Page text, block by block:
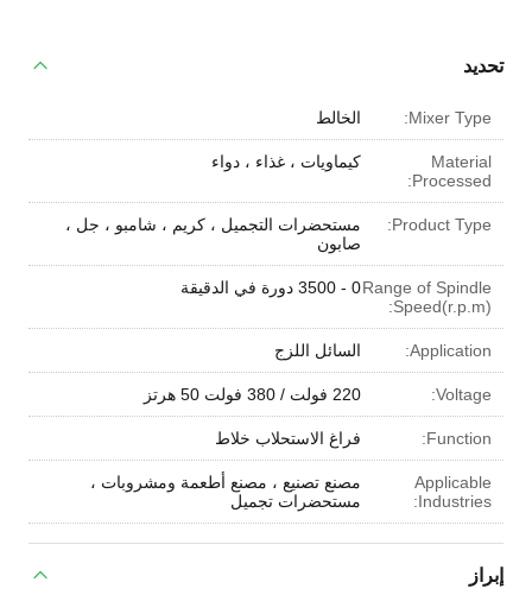
تحديد
Mixer Type: الخالط
Material
Processed:
كيماويات ، غذاء ، دواء
Product Type:
مستحضرات التجميل ، كريم ، شامبو ، جل ،
صابون
Range of Spindle
Speed(r.p.m):
0 - 3500 دورة في الدقيقة
Application: السائل اللزج
Voltage: 220 فولت / 380 فولت 50 هرتز
Function: فراغ الاستحلاب خلاط
Applicable
Industries:
مصنع تصنيع ، مصنع أطعمة ومشروبات ،
مستحضرات تجميل
إبراز